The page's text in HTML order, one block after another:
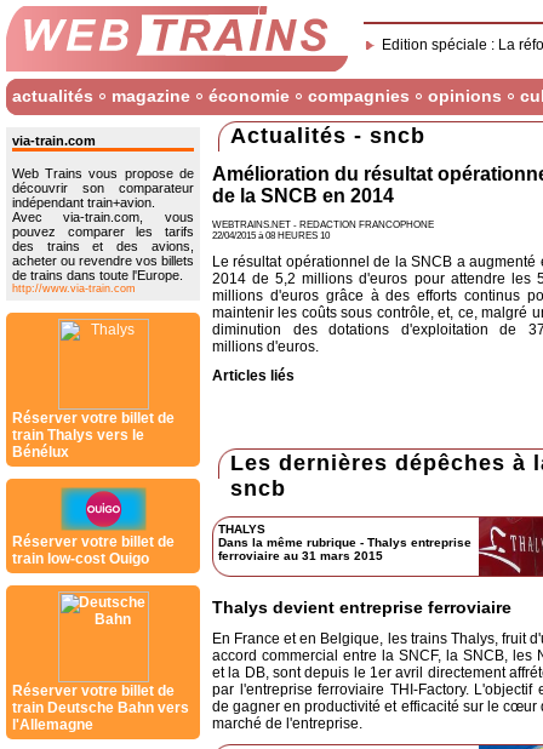
Edition spéciale : La
actualités magazine économie compagnies opinions
via-train.com
Web Trains vous propose de
découvrir son comparateur
indépendant train+avion.
Avec via-train.com, vous
pouvez comparer les tarifs
des trains et des avions,
acheter ou revendre vos billets
de trains dans toute l'Europe.
http://www.via-train.com
Réserver votre billet de
train Thalys vers le
Bénélux
Réserver votre billet de
train low-cost Ouigo
Réserver votre billet de
train Deutsche Bahn vers
l'Allemagne
Actualités - sncb
Amélioration du résultat
de la SNCB en 2014
WEBTRAINS.NET - REDACTION FRANCOPHONE
22/04/2015 à 08 HEURES 10
Le résultat opérationnel de la SNCB a augmenté
2014 de 5,2 millions d'euros pour attendre les
millions d'euros grâce à des efforts continus
maintenir les coûts sous contrôle, et, ce, malgré
diminution des dotations d'exploitation de
millions d'euros.
Articles liés
Les dernières dépêches à
sncb
THALYS
Dans la même rubrique - Thalys entreprise
ferroviaire au 31 mars 2015
Thalys devient entreprise ferroviaire
En France et en Belgique, les trains Thalys, fruit
accord commercial entre la SNCF, la SNCB, les
et la DB, sont depuis le 1er avril directement
par l'entreprise ferroviaire THI-Factory. L'objectif
de gagner en productivité et efficacité sur le cœur
marché de l'entreprise.